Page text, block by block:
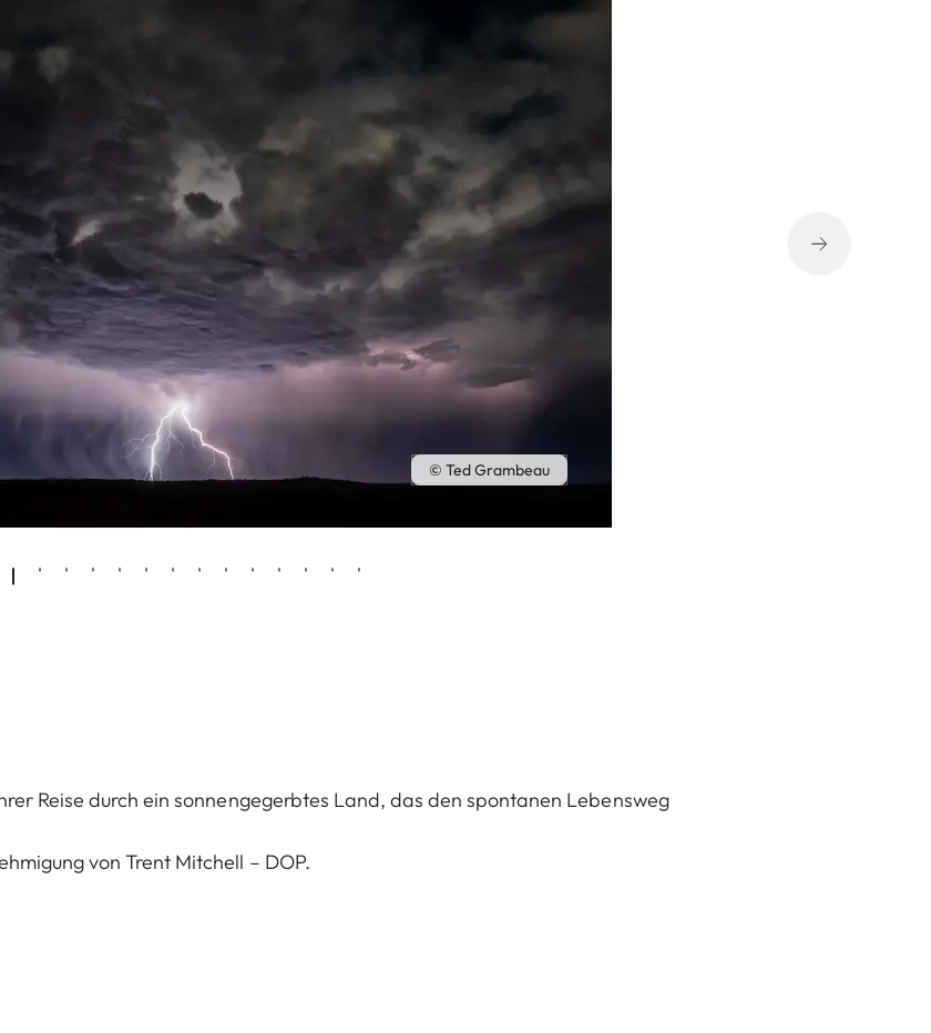
© Ted Grambeau
Reise durch ein sonnengegerbtes Land, das den spontanen Lebensweg
von Trent Mitchell – DOP.